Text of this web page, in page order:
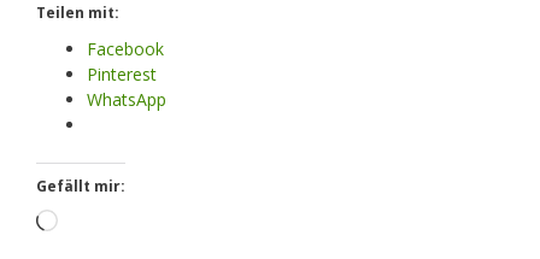
Teilen mit:
Facebook
Pinterest
WhatsApp
Gefällt mir:
Loading…